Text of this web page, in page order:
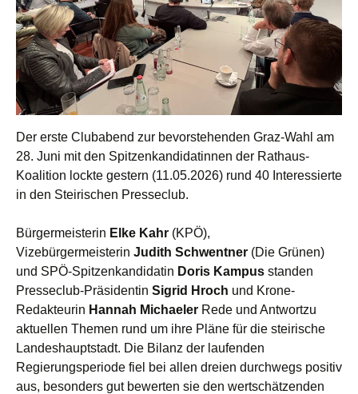
Der erste Clubabend zur bevorstehenden Graz-Wahl am
28. Juni mit den Spitzenkandidatinnen der Rathaus-
Koalition lockte gestern (11.05.2026) rund 40 Interessierte
in den Steirischen Presseclub.
Bürgermeisterin Elke Kahr (KPÖ),
Vizebürgermeisterin Judith Schwentner (Die Grünen)
und SPÖ-Spitzenkandidatin Doris Kampus standen
Presseclub-Präsidentin Sigrid Hroch und Krone-
Redakteurin Hannah Michaeler Rede und Antwortzu
aktuellen Themen rund um ihre Pläne für die steirische
Landeshauptstadt. Die Bilanz der laufenden
Regierungsperiode fiel bei allen dreien durchwegs positiv
aus, besonders gut bewerten sie den wertschätzenden